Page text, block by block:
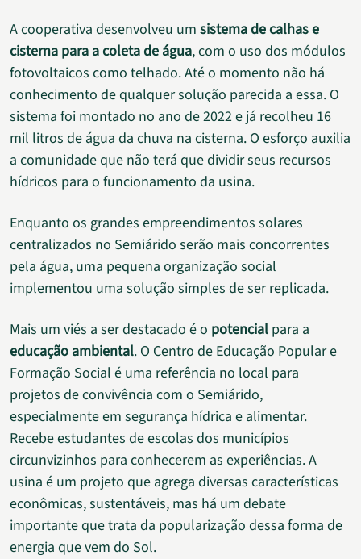
A cooperativa desenvolveu um sistema de calhas e
cisterna para a coleta de água, com o uso dos módulos
fotovoltaicos como telhado. Até o momento não há
conhecimento de qualquer solução parecida a essa. O
sistema foi montado no ano de 2022 e já recolheu 16
mil litros de água da chuva na cisterna. O esforço auxilia
a comunidade que não terá que dividir seus recursos
hídricos para o funcionamento da usina.
Enquanto os grandes empreendimentos solares
centralizados no Semiárido serão mais concorrentes
pela água, uma pequena organização social
implementou uma solução simples de ser replicada.
Mais um viés a ser destacado é o potencial para a
educação ambiental. O Centro de Educação Popular e
Formação Social é uma referência no local para
projetos de convivência com o Semiárido,
especialmente em segurança hídrica e alimentar.
Recebe estudantes de escolas dos municípios
circunvizinhos para conhecerem as experiências. A
usina é um projeto que agrega diversas características
econômicas, sustentáveis, mas há um debate
importante que trata da popularização dessa forma de
energia que vem do Sol.